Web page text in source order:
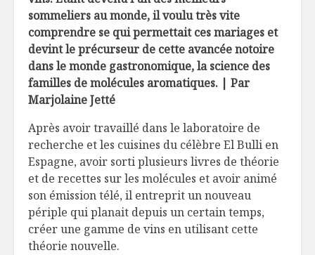
sommeliers au monde, il voulu très vite
comprendre se qui permettait ces mariages et
devint le précurseur de cette avancée notoire
dans le monde gastronomique, la science des
familles de molécules aromatiques. | Par
Marjolaine Jetté
Après avoir travaillé dans le laboratoire de
recherche et les cuisines du célèbre El Bulli en
Espagne, avoir sorti plusieurs livres de théorie
et de recettes sur les molécules et avoir animé
son émission télé, il entreprit un nouveau
périple qui planait depuis un certain temps,
créer une gamme de vins en utilisant cette
théorie nouvelle.
L’eau dans une ère
trouble
l’avent du Must!
Sans gluten et sans
sabot
sans